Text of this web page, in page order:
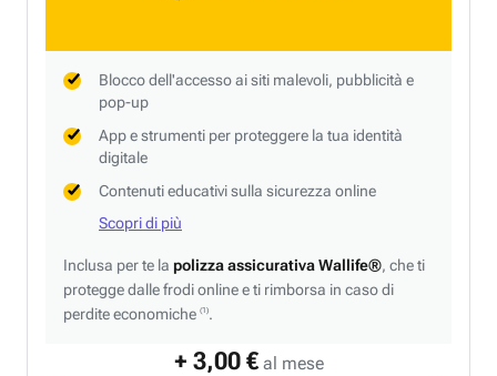
+ 3,00 € al mese
Blocco dell'accesso ai siti malevoli, pubblicità e
pop-up
App e strumenti per proteggere la tua identità
digitale
Contenuti educativi sulla sicurezza online
Scopri di più
Inclusa per te la polizza assicurativa Wallife®, che ti
protegge dalle frodi online e ti rimborsa in caso di
perdite economiche (1).